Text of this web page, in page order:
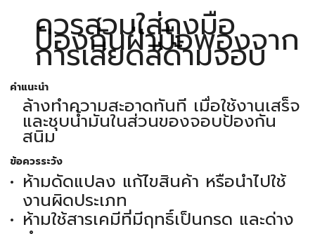
ควรสวมใส่ถุงมือ
ป้องกันฝ่ามือพองจาก
การเสียดสีด้ามจอบ
คำแนะนำ
ล้างทำความสะอาดทันที เมื่อใช้งานเสร็จ
และชุบน้ำมันในส่วนของจอบป้องกัน
สนิม
ข้อควรระวัง
ห้ามดัดแปลง แก้ไขสินค้า หรือนำไปใช้
งานผิดประเภท
ห้ามใช้สารเคมีที่มีฤทธิ์เป็นกรด และด่าง